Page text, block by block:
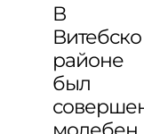
В
районе
был
молебен